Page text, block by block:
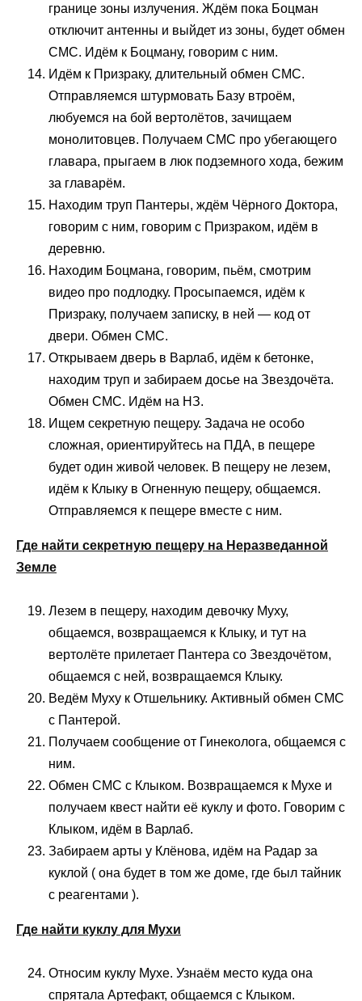
границе зоны излучения. Ждём пока Боцман
отключит антенны и выйдет из зоны, будет обмен
СМС. Идём к Боцману, говорим с ним.
Идём к Призраку, длительный обмен СМС.
Отправляемся штурмовать Базу втроём,
любуемся на бой вертолётов, зачищаем
монолитовцев. Получаем СМС про убегающего
главара, прыгаем в люк подземного хода, бежим
за главарём.
Находим труп Пантеры, ждём Чёрного Доктора,
говорим с ним, говорим с Призраком, идём в
деревню.
Находим Боцмана, говорим, пьём, смотрим
видео про подлодку. Просыпаемся, идём к
Призраку, получаем записку, в ней — код от
двери. Обмен СМС.
Открываем дверь в Варлаб, идём к бетонке,
находим труп и забираем досье на Звездочёта.
Обмен СМС. Идём на НЗ.
Ищем секретную пещеру. Задача не особо
сложная, ориентируйтесь на ПДА, в пещере
будет один живой человек. В пещеру не лезем,
идём к Клыку в Огненную пещеру, общаемся.
Отправляемся к пещере вместе с ним.
Где найти секретную пещеру на Неразведанной
Земле
Лезем в пещеру, находим девочку Муху,
общаемся, возвращаемся к Клыку, и тут на
вертолёте прилетает Пантера со Звездочётом,
общаемся с ней, возвращаемся Клыку.
Ведём Муху к Отшельнику. Активный обмен СМС
с Пантерой.
Получаем сообщение от Гинеколога, общаемся с
ним.
Обмен СМС с Клыком. Возвращаемся к Мухе и
получаем квест найти её куклу и фото. Говорим с
Клыком, идём в Варлаб.
Забираем арты у Клёнова, идём на Радар за
куклой ( она будет в том же доме, где был тайник
с реагентами ).
Где найти куклу для Мухи
Относим куклу Мухе. Узнаём место куда она
спрятала Артефакт, общаемся с Клыком.